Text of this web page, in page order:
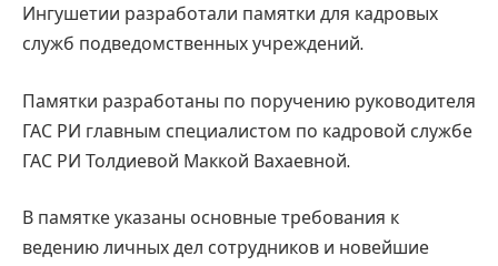
Ингушетии разработали памятки для кадровых
служб подведомственных учреждений.
Памятки разработаны по поручению руководителя
ГАС РИ главным специалистом по кадровой службе
ГАС РИ Толдиевой Маккой Вахаевной.
В памятке указаны основные требования к
ведению личных дел сотрудников и новейшие